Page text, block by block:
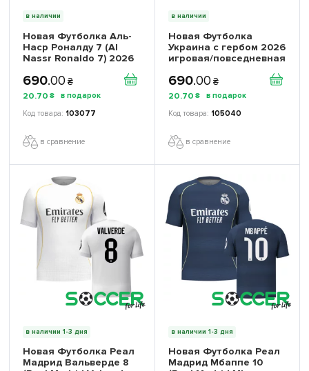
в наличии
Новая Футболка Аль-
Наср Роналду 7 (Al
Nassr Ronaldo 7) 2026
15249403 цвет:
желтый
690.00 ₴
20.70 ₴
103077
в сравнение
в наличии
Новая Футболка
Украина с гербом 2026
игровая/повседневная
690.00 ₴
20.70 ₴
105040
в сравнение
в наличии 1-3 дня
Новая Футболка Реал
Мадрид Вальверде 8
в наличии 1-3 дня
Новая Футболка Реал
Мадрид Мбаппе 10